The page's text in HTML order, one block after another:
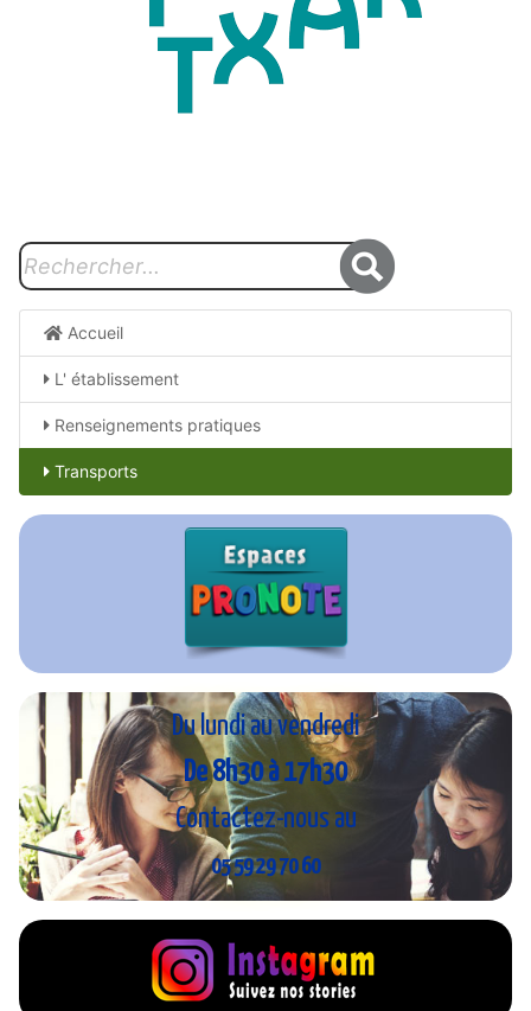
Accueil
L' établissement
Renseignements pratiques
Transports
Du lundi au vendredi
De 8h30 à 17h30
Contactez-nous au
05 59 29 70 60